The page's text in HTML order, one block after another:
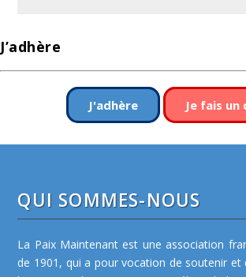
J’adhère
J'adhère Je fais un
QUI SOMMES-NOUS
La Paix Maintenant est une association
de 1901, qui a pour vocation de soutenir et